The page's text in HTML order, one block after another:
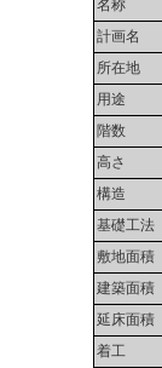
名称
計画名
所在地
用途
階数
高さ
構造
基礎工法
敷地面積
建築面積
延床面積
着工